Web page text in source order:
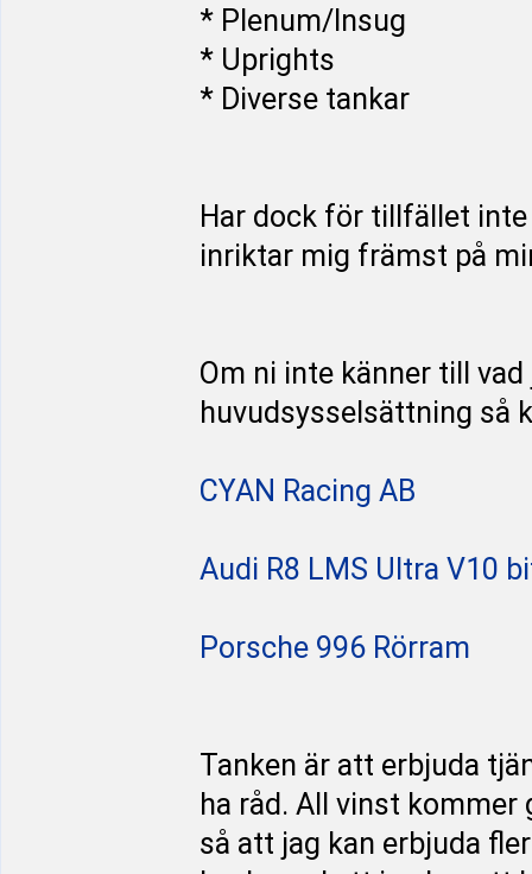
* Plenum/Insug
* Uprights
* Diverse tankar
Har dock för tillfället
inriktar mig främst på
Om ni inte känner till
huvudsysselsättning så
CYAN Racing AB
Audi R8 LMS Ultra V10
Porsche 996 Rörram
Tanken är att erbjuda
ha råd. All vinst
så att jag kan erbjuda